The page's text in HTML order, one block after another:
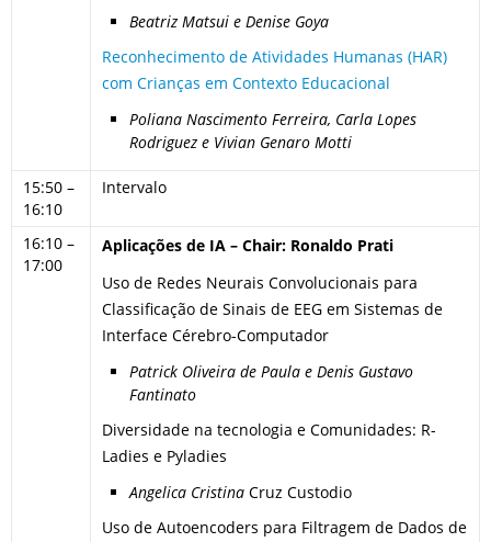
Beatriz Matsui e Denise Goya
Reconhecimento de Atividades Humanas (HAR)
com Crianças em Contexto Educacional
Poliana Nascimento Ferreira, Carla Lopes
Rodriguez e Vivian Genaro Motti
15:50 –
16:10
Intervalo
16:10 –
17:00
Aplicações de IA – Chair: Ronaldo Prati
Uso de Redes Neurais Convolucionais para
Classificação de Sinais de EEG em Sistemas de
Interface Cérebro-Computador
Patrick Oliveira de Paula e Denis Gustavo
Fantinato
Diversidade na tecnologia e Comunidades: R-
Ladies e Pyladies
Angelica Cristina Cruz Custodio
Uso de Autoencoders para Filtragem de Dados de